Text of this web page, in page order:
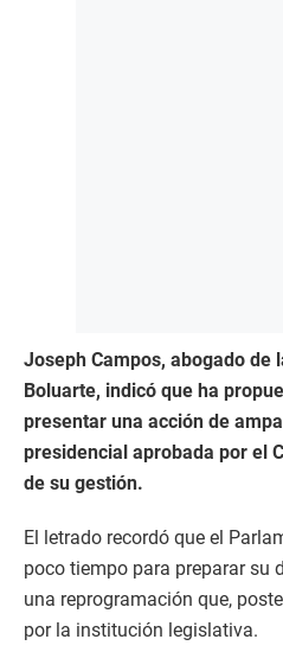
Joseph Campos, abogado de
Boluarte, indicó que ha
presentar una acción de
presidencial aprobada por el
de su gestión.
El letrado recordó que el
poco tiempo para preparar su
una reprogramación que,
por la institución legislativa.